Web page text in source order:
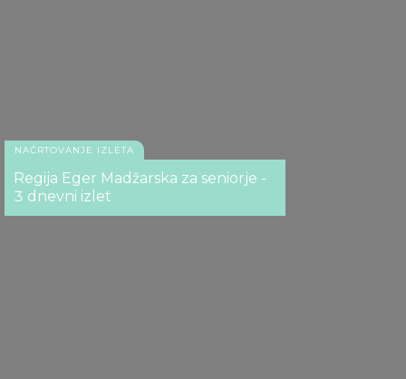
NAČRTOVANJE IZLETA
Regija Eger Madžarska za seniorje -
3 dnevni izlet